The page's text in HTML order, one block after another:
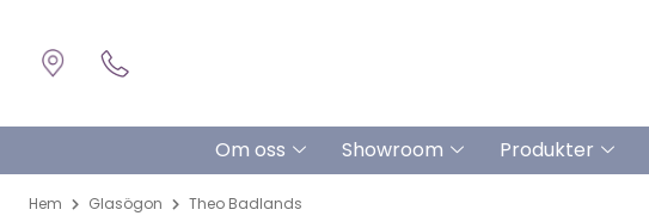
Om oss Showroom Produkter
Hem Glasögon Theo Badlands